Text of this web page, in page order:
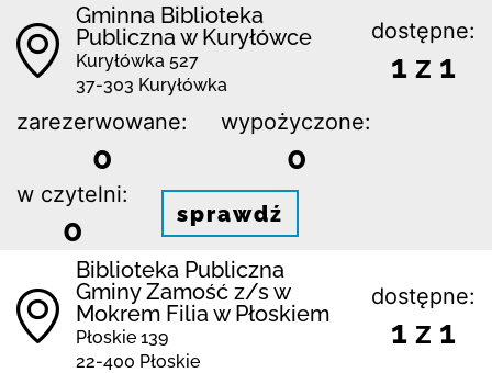
Gminna Biblioteka
Publiczna w Kuryłówce
Kuryłówka 527
37-303 Kuryłówka
dostępne:
1 z 1
zarezerwowane:
0
wypożyczone:
0
w czytelni:
0 sprawdź
Biblio­teka Publiczna
Gminy Zamość z/s w
Mokrem Filia w Płoskiem
Płoskie 139
22-400 Płoskie
dostępne:
1 z 1